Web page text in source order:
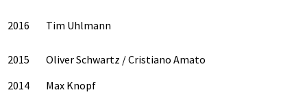
2016 Tim Uhlmann
2015
Oliver Schwartz / Cristiano Amato
2014
Max Knopf